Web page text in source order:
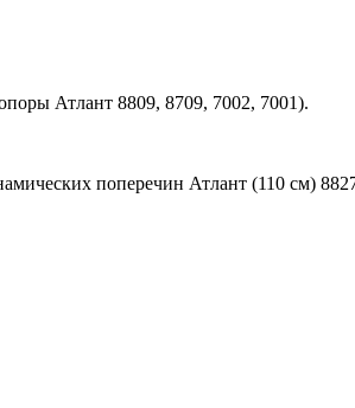
Атлант 8809, 8709, 7002, 7001).
поперечин Атлант (110 см)